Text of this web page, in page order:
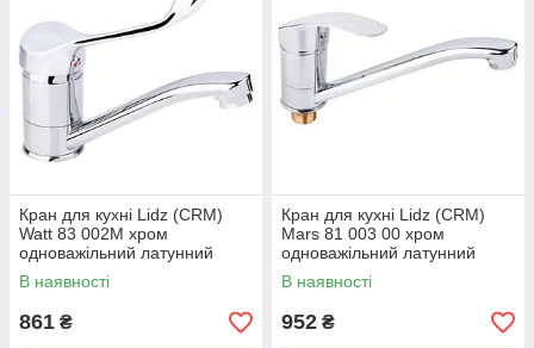
Кран для кухні Lidz (CRM)
Watt 83 002M хром
одноважільний латунний
В наявності
861 ₴
Кран для кухні Lidz (CRM)
Mars 81 003 00 хром
одноважільний латунний
В наявності
952 ₴